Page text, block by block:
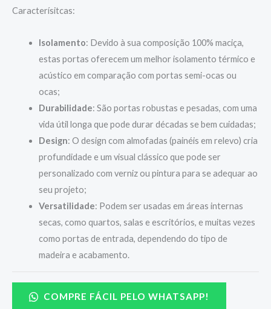
Caracterísitcas:
Isolamento: Devido à sua composição 100% maciça,
estas portas oferecem um melhor isolamento térmico e
acústico em comparação com portas semi-ocas ou
ocas;
Durabilidade: São portas robustas e pesadas, com uma
vida útil longa que pode durar décadas se bem cuidadas;
Design: O design com almofadas (painéis em relevo) cria
profundidade e um visual clássico que pode ser
personalizado com verniz ou pintura para se adequar ao
seu projeto;
Versatilidade: Podem ser usadas em áreas internas
secas, como quartos, salas e escritórios, e muitas vezes
como portas de entrada, dependendo do tipo de
madeira e acabamento.
COMPRE FÁCIL PELO WHATSAPP!